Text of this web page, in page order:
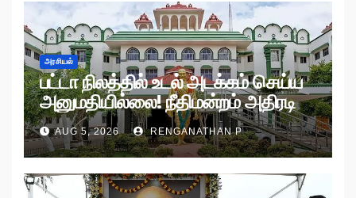
அரசியல்
பட்டா நிலத்தில் உடல் அடக்கம் செய்ய
அனுமதியில்லை! நீதிமன்றம் அதிரடி
உத்தரவு!
AUG 5, 2026 RENGANATHAN P